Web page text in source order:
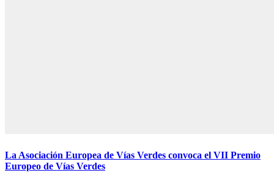
La Asociación Europea de Vías Verdes convoca el VII Premio
Europeo de Vías Verdes